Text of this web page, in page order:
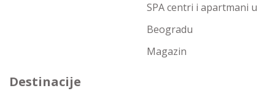
SPA centri i apartmani u
Beogradu
Magazin
Destinacije